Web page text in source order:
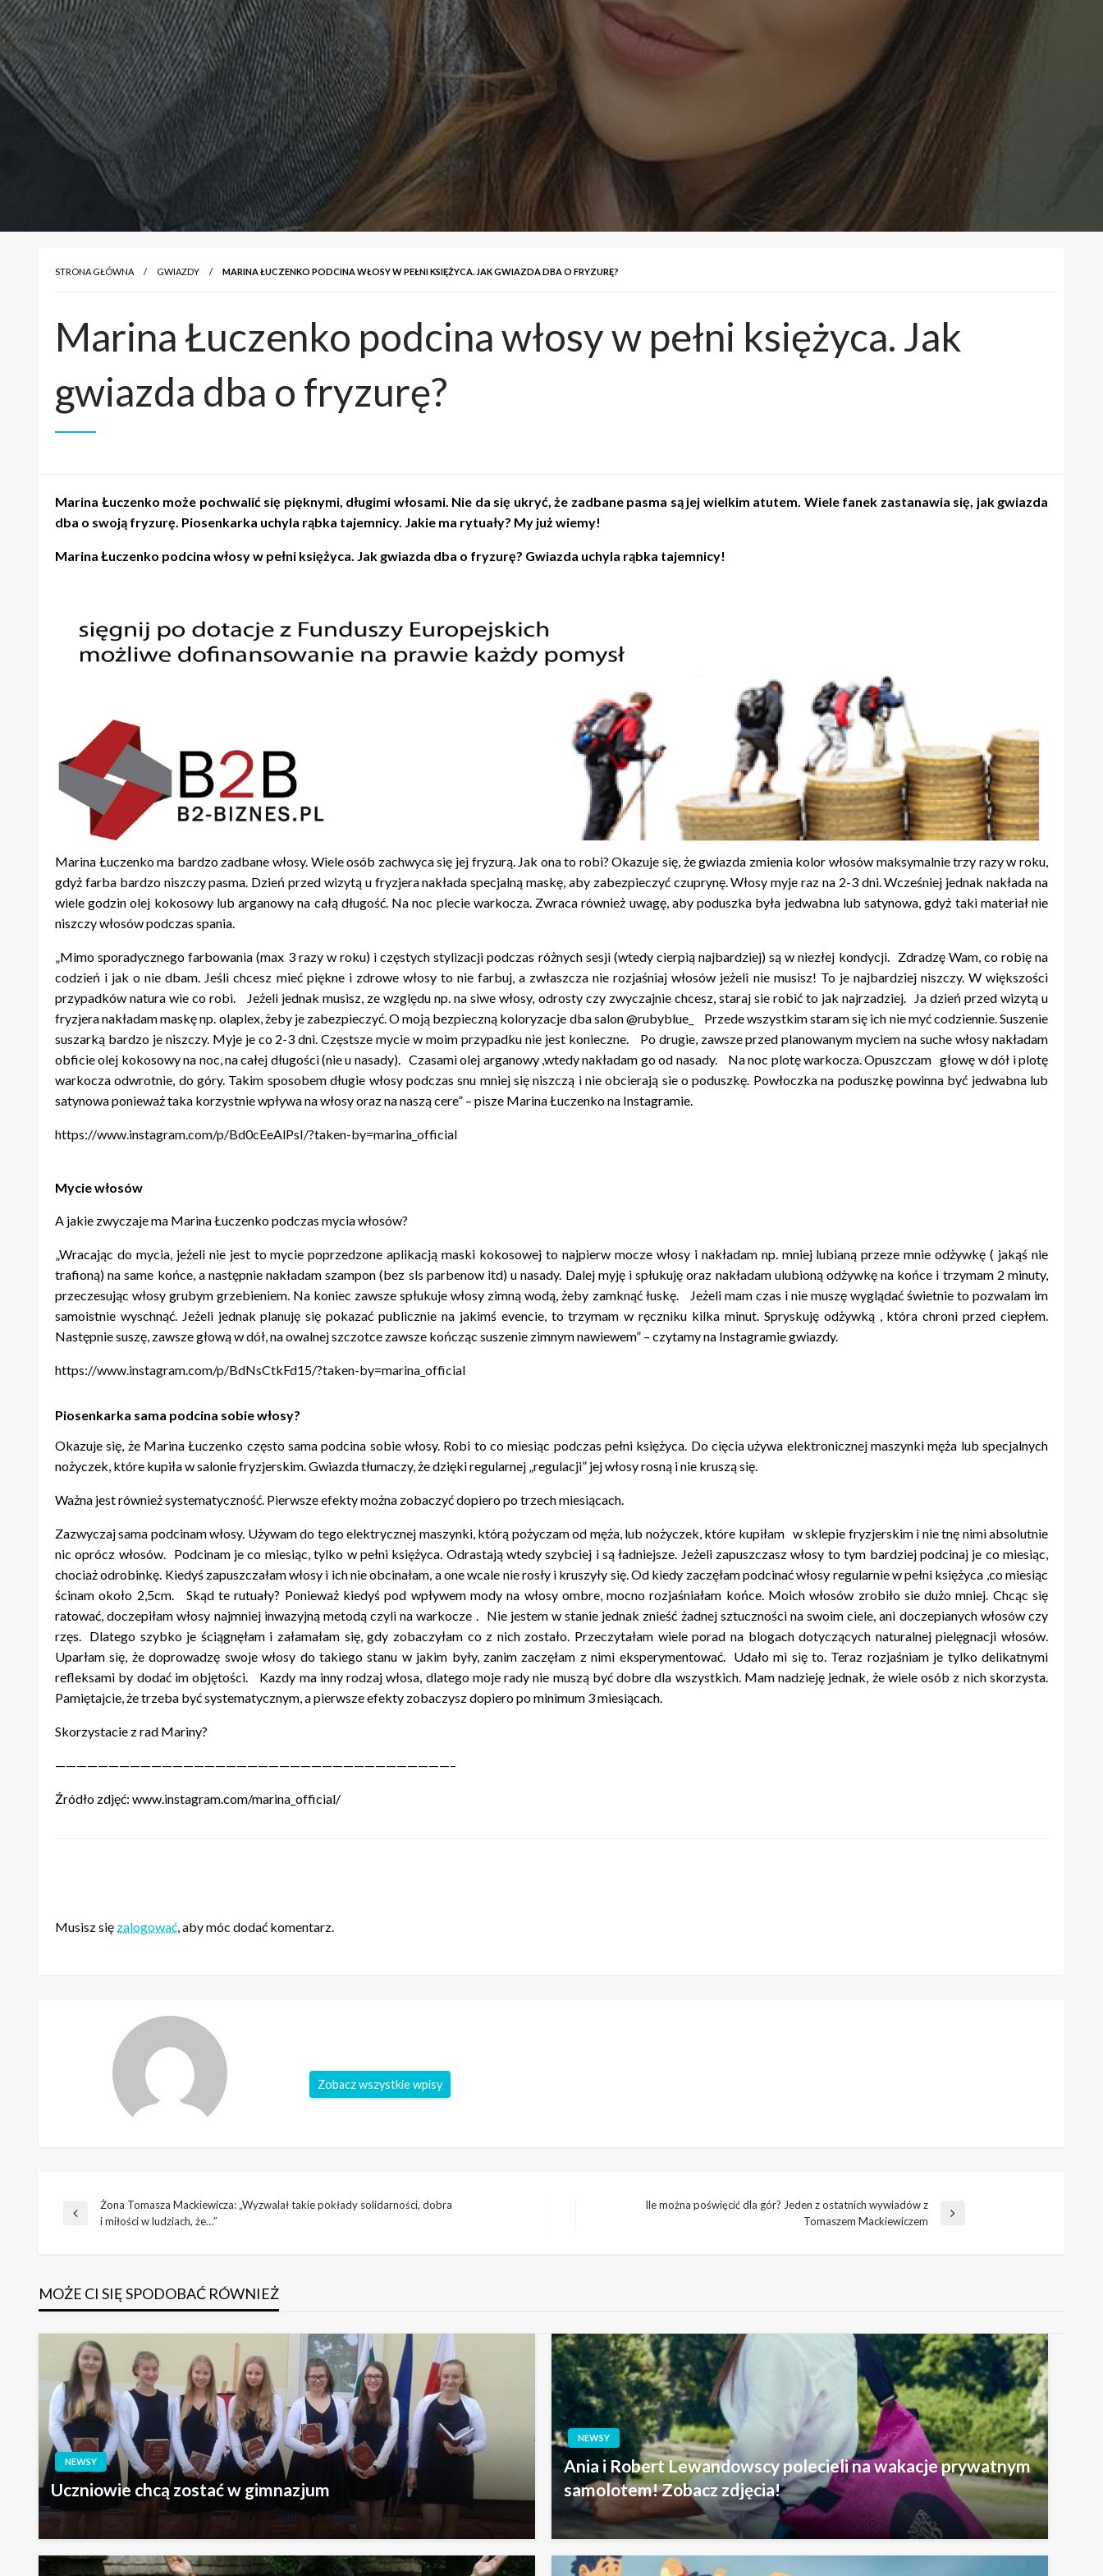
STRONA GŁÓWNA GWIAZDY MARINA ŁUCZENKO PODCINA WŁOSY W PEŁNI KSIĘŻYCA. JAK GWIAZDA DBA O FRYZURĘ?
Marina Łuczenko podcina włosy w pełni księżyca. Jak
gwiazda dba o fryzurę?
Marina Łuczenko może pochwalić się pięknymi, długimi włosami. Nie da się ukryć, że zadbane pasma są jej wielkim atutem. Wiele fanek zastanawia się, jak gwiazda
dba o swoją fryzurę. Piosenkarka uchyla rąbka tajemnicy. Jakie ma rytuały? My już wiemy!
Marina Łuczenko podcina włosy w pełni księżyca. Jak gwiazda dba o fryzurę? Gwiazda uchyla rąbka tajemnicy!
Marina Łuczenko ma bardzo zadbane włosy. Wiele osób zachwyca się jej fryzurą. Jak ona to robi? Okazuje się, że gwiazda zmienia kolor włosów maksymalnie trzy razy w roku,
gdyż farba bardzo niszczy pasma. Dzień przed wizytą u fryzjera nakłada specjalną maskę, aby zabezpieczyć czuprynę. Włosy myje raz na 2-3 dni. Wcześniej jednak nakłada na
wiele godzin olej kokosowy lub arganowy na całą długość. Na noc plecie warkocza. Zwraca również uwagę, aby poduszka była jedwabna lub satynowa, gdyż taki materiał nie
niszczy włosów podczas spania.
„Mimo sporadycznego farbowania (max 3 razy w roku) i częstych stylizacji podczas różnych sesji (wtedy cierpią najbardziej) są w niezłej kondycji. Zdradzę Wam, co robię na
codzień i jak o nie dbam. Jeśli chcesz mieć piękne i zdrowe włosy to nie farbuj, a zwłaszcza nie rozjaśniaj włosów jeżeli nie musisz! To je najbardziej niszczy. W większości
przypadków natura wie co robi. Jeżeli jednak musisz, ze względu np. na siwe włosy, odrosty czy zwyczajnie chcesz, staraj sie robić to jak najrzadziej. Ja dzień przed wizytą u
fryzjera nakładam maskę np. olaplex, żeby je zabezpieczyć. O moją bezpieczną koloryzacje dba salon @rubyblue_ Przede wszystkim staram się ich nie myć codziennie. Suszenie
suszarką bardzo je niszczy. Myje je co 2-3 dni. Częstsze mycie w moim przypadku nie jest konieczne. Po drugie, zawsze przed planowanym myciem na suche włosy nakładam
obficie olej kokosowy na noc, na całej długości (nie u nasady). Czasami olej arganowy ,wtedy nakładam go od nasady. Na noc plotę warkocza. Opuszczam głowę w dół i plotę
warkocza odwrotnie, do góry. Takim sposobem długie włosy podczas snu mniej się niszczą i nie obcierają sie o poduszkę. Powłoczka na poduszkę powinna być jedwabna lub
satynowa ponieważ taka korzystnie wpływa na włosy oraz na naszą cere” – pisze Marina Łuczenko na Instagramie.
https://www.instagram.com/p/Bd0cEeAlPsI/?taken-by=marina_official
Mycie włosów
A jakie zwyczaje ma Marina Łuczenko podczas mycia włosów?
„Wracając do mycia, jeżeli nie jest to mycie poprzedzone aplikacją maski kokosowej to najpierw mocze włosy i nakładam np. mniej lubianą przeze mnie odżywkę ( jakąś nie
trafioną) na same końce, a następnie nakładam szampon (bez sls parbenow itd) u nasady. Dalej myję i spłukuję oraz nakładam ulubioną odżywkę na końce i trzymam 2 minuty,
przeczesując włosy grubym grzebieniem. Na koniec zawsze spłukuje włosy zimną wodą, żeby zamknąć łuskę. Jeżeli mam czas i nie muszę wyglądać świetnie to pozwalam im
samoistnie wyschnąć. Jeżeli jednak planuję się pokazać publicznie na jakimś evencie, to trzymam w ręczniku kilka minut. Spryskuję odżywką , która chroni przed ciepłem.
Następnie suszę, zawsze głową w dół, na owalnej szczotce zawsze kończąc suszenie zimnym nawiewem” – czytamy na Instagramie gwiazdy.
https://www.instagram.com/p/BdNsCtkFd15/?taken-by=marina_official
Piosenkarka sama podcina sobie włosy?
Okazuje się, że Marina Łuczenko często sama podcina sobie włosy. Robi to co miesiąc podczas pełni księżyca. Do cięcia używa elektronicznej maszynki męża lub specjalnych
nożyczek, które kupiła w salonie fryzjerskim. Gwiazda tłumaczy, że dzięki regularnej „regulacji” jej włosy rosną i nie kruszą się.
Ważna jest również systematyczność. Pierwsze efekty można zobaczyć dopiero po trzech miesiącach.
Zazwyczaj sama podcinam włosy. Używam do tego elektrycznej maszynki, którą pożyczam od męża, lub nożyczek, które kupiłam w sklepie fryzjerskim i nie tnę nimi absolutnie
nic oprócz włosów. Podcinam je co miesiąc, tylko w pełni księżyca. Odrastają wtedy szybciej i są ładniejsze. Jeżeli zapuszczasz włosy to tym bardziej podcinaj je co miesiąc,
chociaż odrobinkę. Kiedyś zapuszczałam włosy i ich nie obcinałam, a one wcale nie rosły i kruszyły się. Od kiedy zaczęłam podcinać włosy regularnie w pełni księżyca ,co miesiąc
ścinam około 2,5cm. Skąd te rutuały? Ponieważ kiedyś pod wpływem mody na włosy ombre, mocno rozjaśniałam końce. Moich włosów zrobiło sie dużo mniej. Chcąc się
ratować, doczepiłam włosy najmniej inwazyjną metodą czyli na warkocze . Nie jestem w stanie jednak znieść żadnej sztuczności na swoim ciele, ani doczepianych włosów czy
rzęs. Dlatego szybko je ściągnęłam i załamałam się, gdy zobaczyłam co z nich zostało. Przeczytałam wiele porad na blogach dotyczących naturalnej pielęgnacji włosów.
Uparłam się, że doprowadzę swoje włosy do takiego stanu w jakim były, zanim zaczęłam z nimi eksperymentować. Udało mi się to. Teraz rozjaśniam je tylko delikatnymi
refleksami by dodać im objętości. Kazdy ma inny rodzaj włosa, dlatego moje rady nie muszą być dobre dla wszystkich. Mam nadzieję jednak, że wiele osób z nich skorzysta.
Pamiętajcie, że trzeba być systematycznym, a pierwsze efekty zobaczysz dopiero po minimum 3 miesiącach.
Skorzystacie z rad Mariny?
—————————————————————————————————————–
Źródło zdjęć: www.instagram.com/marina_official/
Musisz się zalogować, aby móc dodać komentarz.
Zobacz wszystkie wpisy
Nawigacja
Poprzedni
Żona Tomasza Mackiewicza: „Wyzwalał takie pokłady solidarności, dobra
i miłości w ludziach, że…”
Ile można poświęcić dla gór? Jeden z ostatnich wywiadów z
Tomaszem Mackiewiczem
MOŻE CI SIĘ SPODOBAĆ RÓWNIEŻ
NEWSY
Uczniowie chcą zostać w gimnazjum
NEWSY
Ania i Robert Lewandowscy polecieli na wakacje prywatnym
samolotem! Zobacz zdjęcia!